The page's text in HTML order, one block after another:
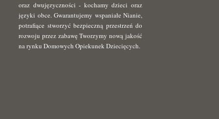
oraz dwujęzyczności - kochamy dzieci oraz
języki obce. Gwarantujemy wspaniałe Nianie,
potrafiące stworzyć bezpieczną przestrzeń do
rozwoju przez zabawę Tworzymy nową jakość
na rynku Domowych Opiekunek Dziecięcych.